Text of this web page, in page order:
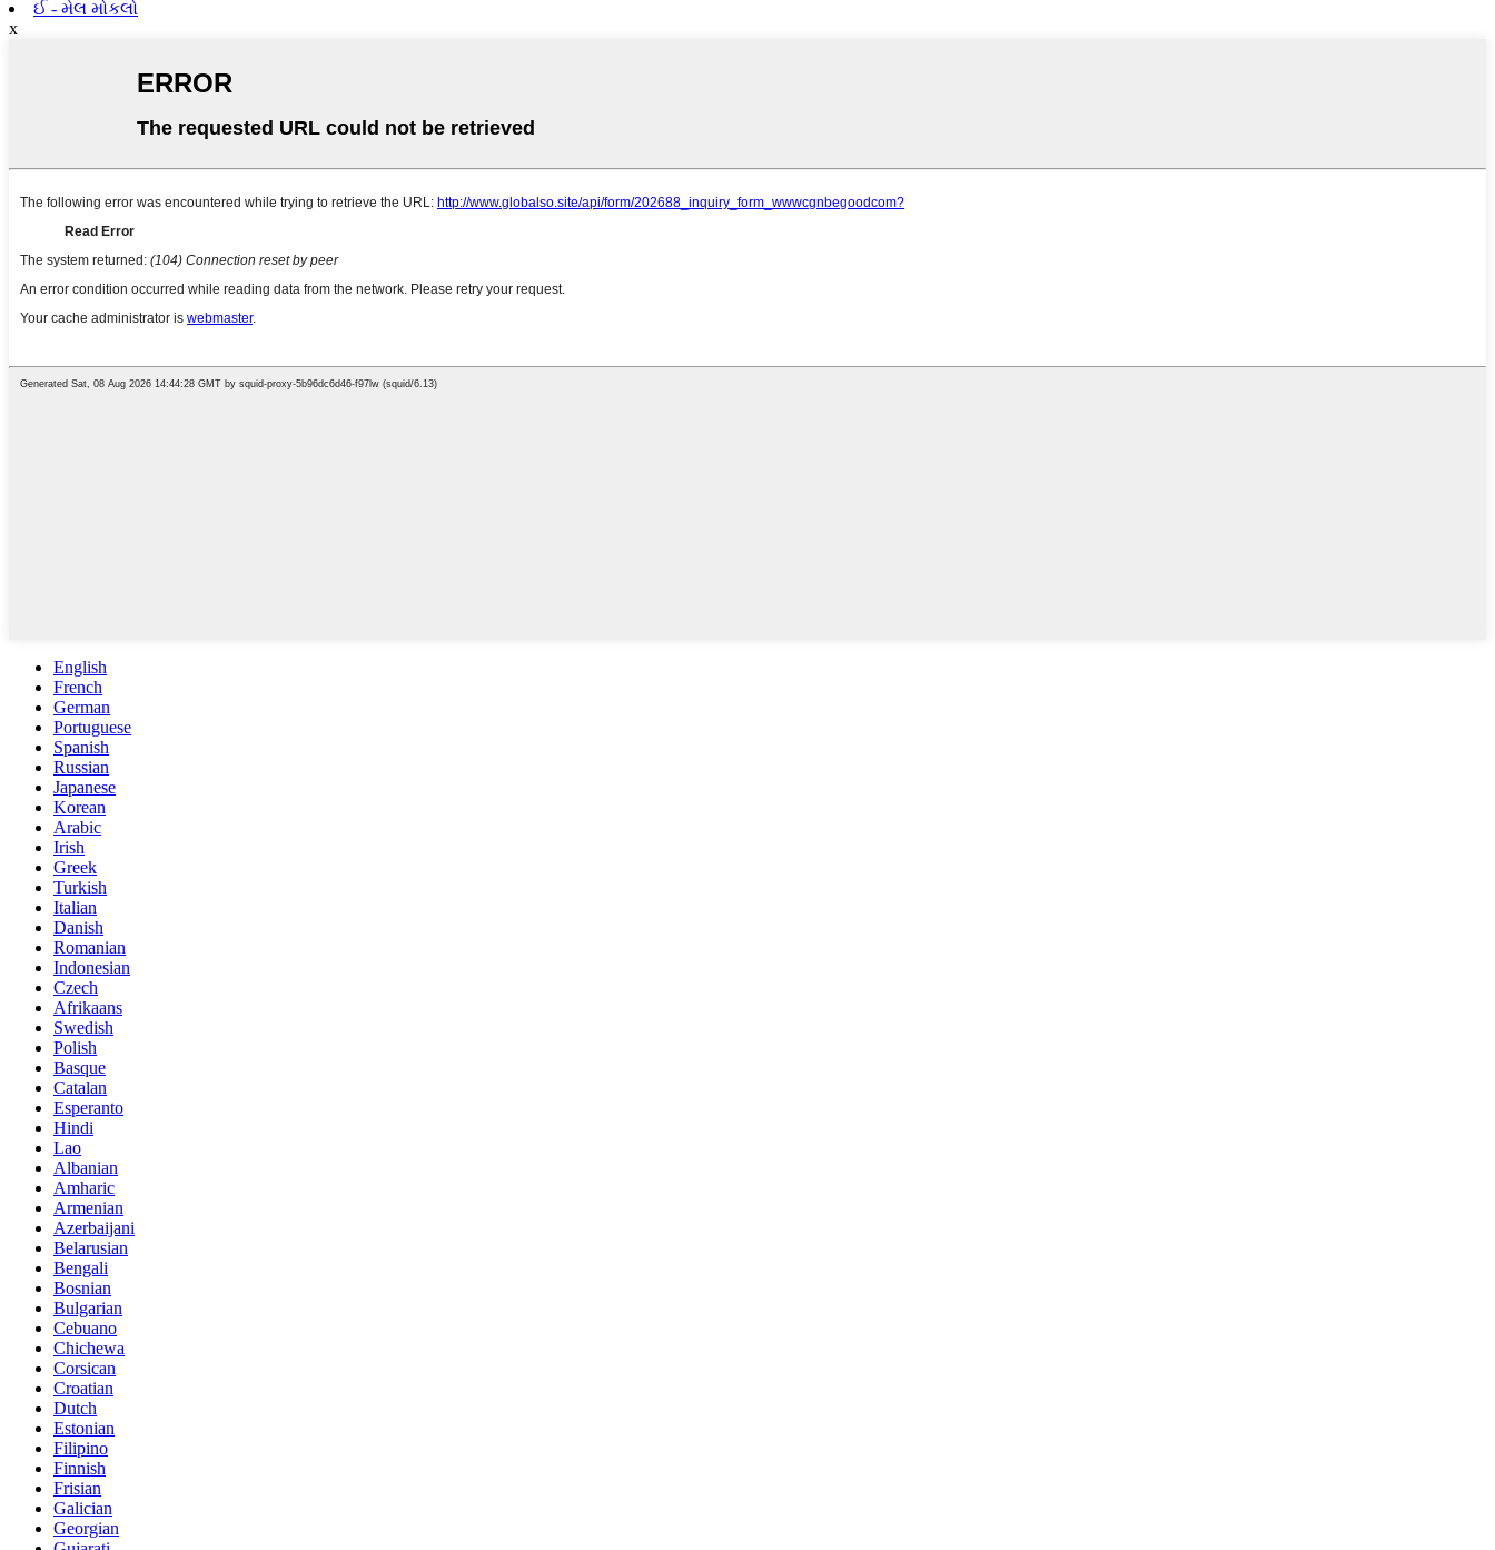
ઈ - મેલ મોકલો
x
English
French
German
Portuguese
Spanish
Russian
Japanese
Korean
Arabic
Irish
Greek
Turkish
Italian
Danish
Romanian
Indonesian
Czech
Afrikaans
Swedish
Polish
Basque
Catalan
Esperanto
Hindi
Lao
Albanian
Amharic
Armenian
Azerbaijani
Belarusian
Bengali
Bosnian
Bulgarian
Cebuano
Chichewa
Corsican
Croatian
Dutch
Estonian
Filipino
Finnish
Frisian
Galician
Georgian